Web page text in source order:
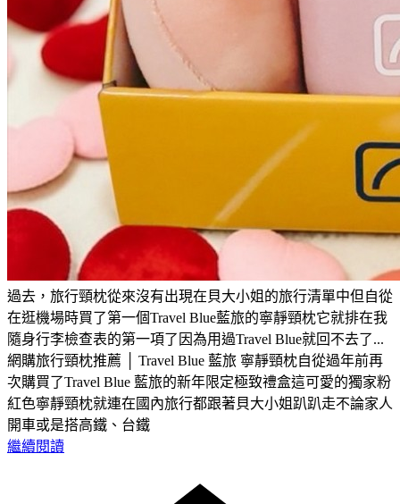
過去，旅行頸枕從來沒有出現在貝大小姐的旅行清單中但自從
在逛機場時買了第一個Travel Blue藍旅的寧靜頸枕它就排在我
隨身行李檢查表的第一項了因為用過Travel Blue就回不去了...
網購旅行頸枕推薦 │ Travel Blue 藍旅 寧靜頸枕自從過年前再
次購買了Travel Blue 藍旅的新年限定極致禮盒這可愛的獨家粉
紅色寧靜頸枕就連在國內旅行都跟著貝大小姐趴趴走不論家人
開車或是搭高鐵、台鐵
繼續閱讀